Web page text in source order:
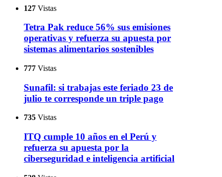
127 Vistas
Tetra Pak reduce 56% sus emisiones
operativas y refuerza su apuesta por
sistemas alimentarios sostenibles
777 Vistas
Sunafil: si trabajas este feriado 23 de
julio te corresponde un triple pago
735 Vistas
ITQ cumple 10 años en el Perú y
refuerza su apuesta por la
ciberseguridad e inteligencia artificial